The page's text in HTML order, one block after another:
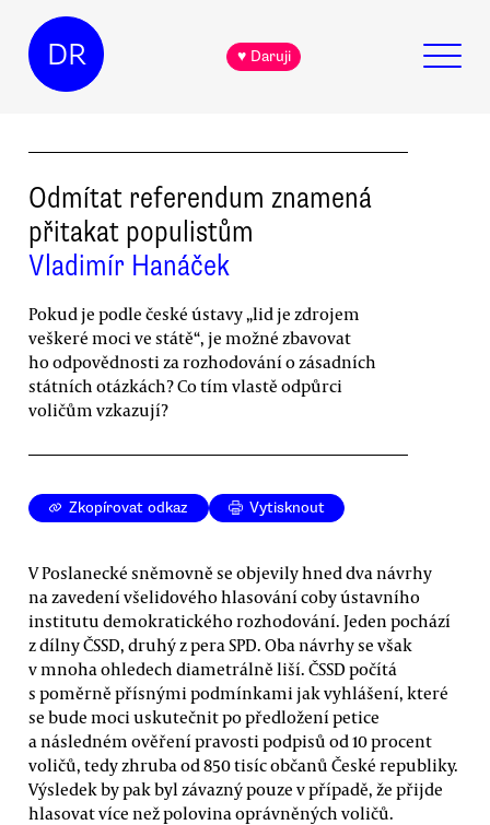
DR ♥ Daruji
Odmítat referendum znamená
přitakat populistům
Vladimír Hanáček
Pokud je podle české ústavy „lid je zdrojem
veškeré moci ve státě“, je možné zbavovat
ho odpovědnosti za rozhodování o zásadních
státních otázkách? Co tím vlastě odpůrci
voličům vzkazují?
Zkopírovat odkaz Vytisknout
V Poslanecké sněmovně se objevily hned dva návrhy
na zavedení všelidového hlasování coby ústavního
institutu demokratického rozhodování. Jeden pochází
z dílny ČSSD, druhý z pera SPD. Oba návrhy se však
v mnoha ohledech diametrálně liší. ČSSD počítá
s poměrně přísnými podmínkami jak vyhlášení, které
se bude moci uskutečnit po předložení petice
a následném ověření pravosti podpisů od 10 procent
voličů, tedy zhruba od 850 tisíc občanů České republiky.
Výsledek by pak byl závazný pouze v případě, že přijde
hlasovat více než polovina oprávněných voličů.